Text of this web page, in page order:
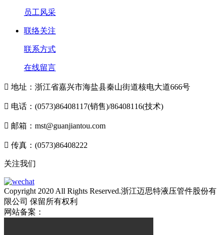
员工风采
联络关注
联系方式
在线留言
 地址：浙江省嘉兴市海盐县秦山街道核电大道666号
 电话：(0573)86408117(销售)/86408116(技术)
 邮箱：mst@guanjiantou.com
 传真：(0573)86408222
关注我们
Copyright 2020 All Rights Reserved.浙江迈思特液压管件股份有
限公司 保留所有权利
网站备案：